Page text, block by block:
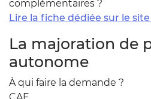
complémentaires ?
Lire la fiche dédiée sur le
La majoration de
autonome
À qui faire la demande ?